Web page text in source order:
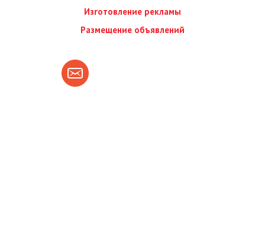
Изготовление рекламы
Размещение объявлений